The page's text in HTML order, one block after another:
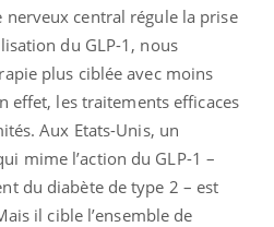
nerveux central régule la prise
du GLP-1, nous
plus ciblée avec moins
effet, les traitements efficaces
Aux Etats-Unis, un
mime l’action du GLP-1 –
du diabète de type 2 – est
il cible l’ensemble de